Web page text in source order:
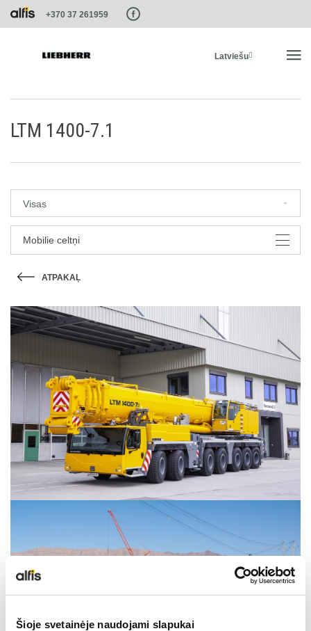
Šioje svetainėje naudojami slapukai
Paste this code as high in the of the page as possible:
+370 37 261959
Latviešu
PAKALPOJUMI UN RISINĀJUMI
LIEBHERR USED
KARJERAS IESPĒJAS
APIE MUS
KONTAKTI
LTM 1400-7.1
Visas
Mobilie celtņi
ATPAKAĻ